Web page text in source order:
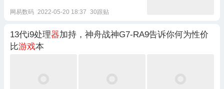
网易数码 2022-05-20 18:37 30跟贴
13代i9处理器加持，神舟战神G7-RA9告诉你何为性价
比游戏本